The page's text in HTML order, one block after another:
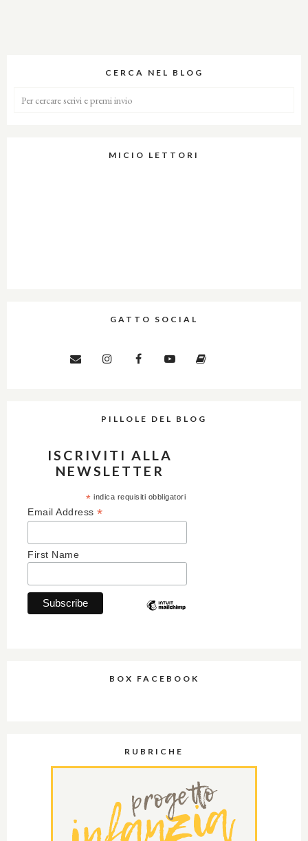
CERCA NEL BLOG
MICIO LETTORI
GATTO SOCIAL
PILLOLE DEL BLOG
ISCRIVITI ALLA
NEWSLETTER
* indica requisiti obbligatori
Email Address *
First Name
BOX FACEBOOK
RUBRICHE